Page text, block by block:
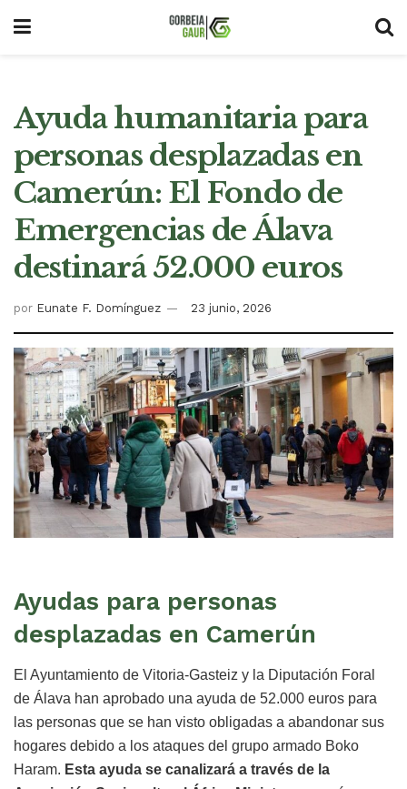
Ayuda humanitaria para
personas desplazadas en
Camerún: El Fondo de
Emergencias de Álava
destinará 52.000 euros
por Eunate F. Domínguez 23 junio, 2026
Ayudas para personas
desplazadas en Camerún
El Ayuntamiento de Vitoria-Gasteiz y la Diputación Foral
de Álava han aprobado una ayuda de 52.000 euros para
las personas que se han visto obligadas a abandonar sus
hogares debido a los ataques del grupo armado Boko
Haram. Esta ayuda se canalizará a través de la